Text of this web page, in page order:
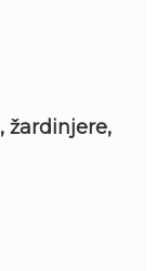
žardinjere,